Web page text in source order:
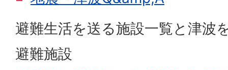
避難生活を送る施設一覧と津波
避難施設